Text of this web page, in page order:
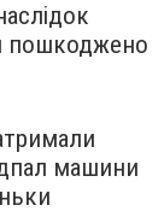
пошкоджено
машини